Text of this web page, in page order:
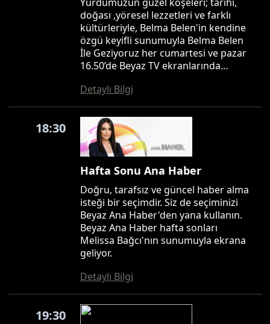
doğası ,yöresel lezzetleri ve farklı
kültürleriyle, Belma Belen'in kendine
özgü keyifli sunumuyla Belma Belen
İle Geziyoruz her cumartesi ve pazar
16.50’de Beyaz TV ekranlarında…
Detaylı Bilgi
18:30
Hafta Sonu Ana Haber
Doğru, tarafsız ve güncel haber alma
isteği bir seçimdir. Siz de seçiminizi
Beyaz Ana Haber'den yana kullanın.
Beyaz Ana Haber hafta sonları
Melissa Bağcı'nın sunumuyla ekrana
geliyor.
Detaylı Bilgi
19:30